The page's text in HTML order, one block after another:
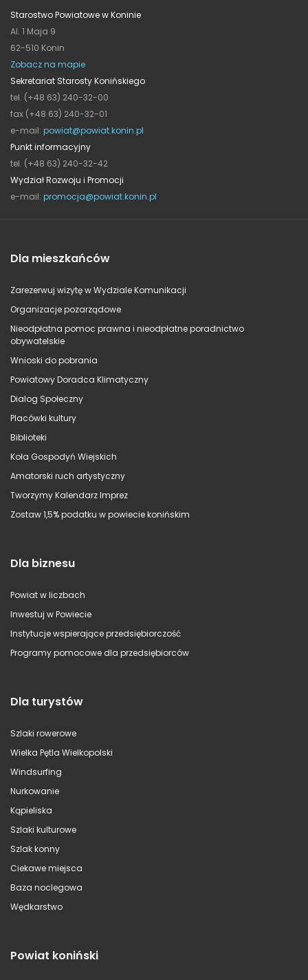
Starostwo Powiatowe w Koninie
Al. 1 Maja 9
62-510 Konin
Zobacz na mapie
Sekretariat Starosty Konińskiego
tel. (+48 63) 240-32-00
fax (+48 63) 240-32-01
e-mail: powiat@powiat.konin.pl
Punkt informacyjny
tel. (+48 63) 240-32-42
Wydział Rozwoju i Promocji
e-mail: promocja@powiat.konin.pl
Dla mieszkańców
Zarezerwuj wizytę w Wydziale Komunikacji
Organizacje pozarządowe
Nieodpłatna pomoc prawna i nieodpłatne poradnictwo
obywatelskie
Wnioski do pobrania
Powiatowy Doradca Klimatyczny
Dialog Społeczny
Placówki kultury
Biblioteki
Koła Gospodyń Wiejskich
Amatorski ruch artystyczny
Tworzymy Kalendarz Imprez
Zostaw 1,5% podatku w powiecie konińskim
Dla biznesu
Powiat w liczbach
Inwestuj w Powiecie
Instytucje wspierające przedsiębiorczość
Programy pomocowe dla przedsiębiorców
Dla turystów
Szlaki rowerowe
Wielka Pętla Wielkopolski
Windsurfing
Nurkowanie
Kąpieliska
Szlaki kulturowe
Szlak konny
Ciekawe miejsca
Baza noclegowa
Wędkarstwo
Powiat koniński